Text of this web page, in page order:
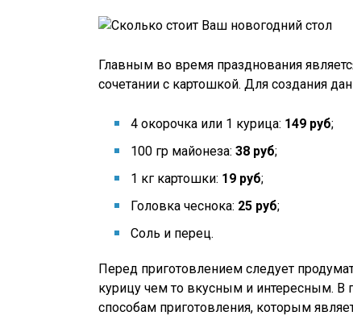
Главным во время празднования
сочетании с картошкой. Для создания
4 окорочка или 1 курица: 149 руб;
100 гр майонеза: 38 руб;
1 кг картошки: 19 руб;
Головка чеснока: 25 руб;
Соль и перец.
Перед приготовлением следует
курицу чем то вкусным и интересным. В
способам приготовления, которым